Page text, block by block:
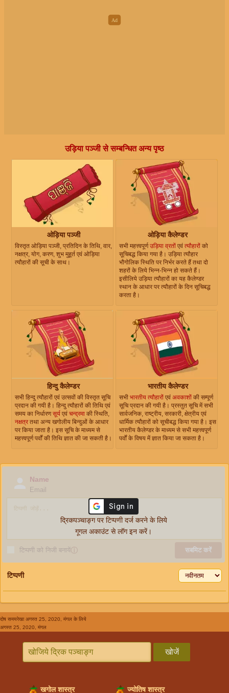
उड़िया पञ्जी से सम्बन्धित अन्य पृष्ठ
ओड़िया पञ्जी
विस्तृत ओड़िया पञ्जी, प्रतिदिन के तिथि, वार,
नक्षत्र, योग, करण, शुभ मुहूर्त एवं ओड़िया
त्यौहारों की सूची के साथ।
ओड़िया कैलेण्डर
सभी महत्त्वपूर्णउड़िया व्रतों एवं त्यौहारों को
सूचिबद्ध किया गया है। उड़िया त्यौहार
भौगोलिक स्थिति पर निर्भर करते हैं तथा दो
शहरों के लिये भिन्न-भिन्न हो सकते हैं।
इसीलिये उड़िया त्यौहारों का यह कैलेण्डर
स्थान के आधार पर त्यौहारों के दिन सूचिबद्ध
करता है।
हिन्दु कैलेण्डर
सभी हिन्दु त्यौहारों एवं उत्सवों की विस्तृत सूचि
प्रदान की गयी है। हिन्दु त्यौहारों की तिथि एवं
समय का निर्धारणसूर्य एवं चन्द्रमा की स्थिति,
नक्षत्रतथा अन्य खगोलीय बिन्दुओं के आधार
पर किया जाता है। इस सूचि के माध्यम से
महत्त्वपूर्ण पर्वों की तिथि ज्ञात की जा सकती है।
भारतीय कैलेण्डर
सभी भारतीय त्यौहारों एवं अवकाशों की सम्पूर्ण
सूचि प्रदान की गयी है। प्रस्तुत सूचि में सभी
सार्वजनिक, राष्ट्रीय, सरकारी, क्षेत्रीय एवं
धार्मिक त्यौहारों को सूचीबद्ध किया गया है। इस
भारतीय कैलेण्डर के माध्यम से सभी महत्त्वपूर्ण
पर्वों के विषय में ज्ञात किया जा सकता है।
Name
Email
टिप्पणी को निजी बनायेंⓘ सबमिट करें
द्रिकपञ्चाङ्ग पर टिप्पणी दर्ज करने के लिये
गूगल अकाउंट से लॉग इन करें।
टिप्पणी
दोष समयरेखाअगस्त 25, 2020, मंगल के लिये
अगस्त 25, 2020, मंगल
खोजें
खगोल शास्त्र ज्योतिष शास्त्र